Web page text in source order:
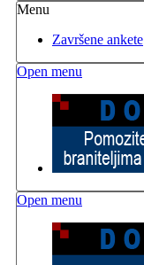
Menu
Završene ankete
Open menu
Open menu